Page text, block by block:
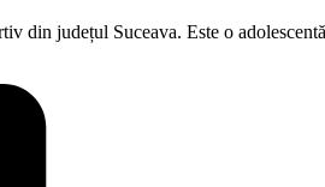
din județul Suceava. Este o